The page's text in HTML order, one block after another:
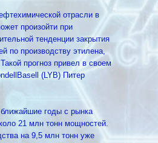
отрасли в
произойти при
тенденции закрытия
по производству этилена,
прогноз привел в своем
(LYB) Питер
годы с рынка
21 млн тонн мощностей.
на 9,5 млн тонн уже